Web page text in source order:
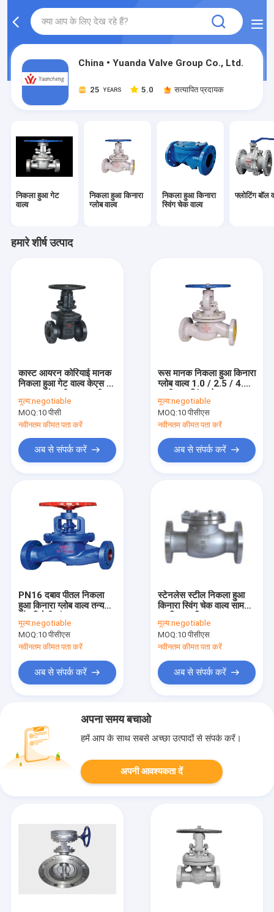
China • Yuanda Valve Group Co., Ltd.
25 YEARS 5.0 सत्यापित प्रदायक
निकला हुआ गेट
वाल्व
निकला हुआ किनारा
ग्लोब वाल्व
निकला हुआ किनारा
स्विंग चेक वाल्व
फ्लोटिंग बॉल
हमारे शीर्ष उत्पाद
कास्ट आयरन कोरियाई मानक
निकला हुआ गेट वाल्व केएस बी
300
मूल्य:negotiable
MOQ:10 पीसी
नवीनतम कीमत पता करें
अब से संपर्क करें
रूस मानक निकला हुआ किनारा
ग्लोब वाल्व 1.0 / 2.5 / 4.0
मूल्य:negotiable
MOQ:10 पीसीएस
नवीनतम कीमत पता करें
अब से संपर्क करें
PN16 दबाव पीतल निकला
हुआ किनारा ग्लोब वाल्व तन्य
मूल्य:negotiable
MOQ:10 पीसीएस
नवीनतम कीमत पता करें
अब से संपर्क करें
स्टेनलेस स्टील निकला हुआ
किनारा स्विंग चेक वाल्व सामग्री
4.0 एमपीए
मूल्य:negotiable
MOQ:10 पीसीएस
नवीनतम कीमत पता करें
अब से संपर्क करें
अपना समय बचाओ
हमें आप के साथ सबसे अच्छा उत्पादों से संपर्क करें।
अपनी आवश्यकता दें